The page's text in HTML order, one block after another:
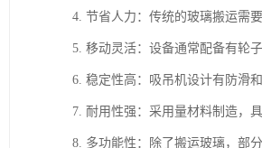
4. 节省人力：传统的玻璃搬运需
5. 移动灵活：设备通常配备有轮
6. 稳定性高：吸吊机设计有防滑
7. 耐用性强：采用量材料制造，
8. 多功能性：除了搬运玻璃，部